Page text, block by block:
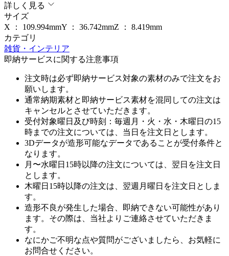
詳しく見る
サイズ
X ： 109.994mmY ： 36.742mmZ ： 8.419mm
カテゴリ
雑貨・インテリア
即納サービスに関する注意事項
注文時は必ず即納サービス対象の素材のみで注文をお
願いします。
通常納期素材と即納サービス素材を混同しての注文は
キャンセルとさせていただきます。
受付対象曜日及び時刻：毎週月・火・水・木曜日の15
時までの注文については、当日を注文日とします。
3Dデータが造形可能なデータであることが受付条件と
なります。
月〜水曜日15時以降の注文については、翌日を注文日
とします。
木曜日15時以降の注文は、翌週月曜日を注文日としま
す。
造形不良が発生した場合、即納できない可能性があり
ます。その際は、当社よりご連絡させていただきま
す。
なにかご不明な点や質問がございましたら、お気軽に
お問合せください。